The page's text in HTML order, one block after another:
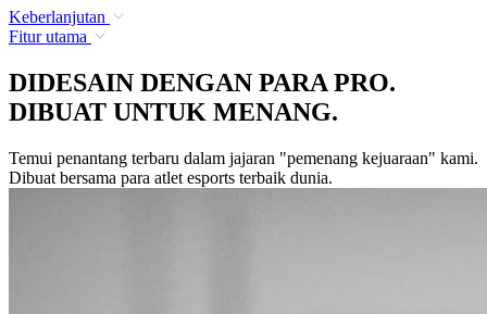
Keberlanjutan
Fitur utama
DIDESAIN DENGAN PARA PRO.
DIBUAT UNTUK MENANG.
Temui penantang terbaru dalam jajaran "pemenang kejuaraan" kami.
Dibuat bersama para atlet esports terbaik dunia.